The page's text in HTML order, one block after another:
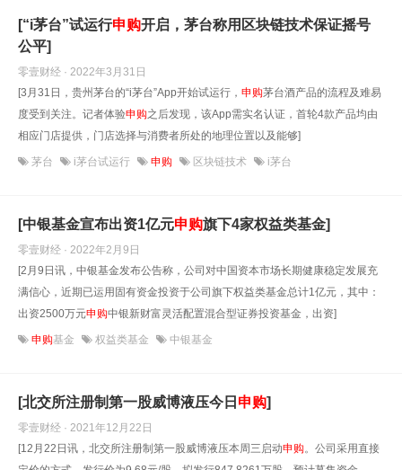
[“i茅台”试运行申购开启，茅台称用区块链技术保证摇号
公平]
零壹财经 · 2022年3月31日
[3月31日，贵州茅台的“i茅台”App开始试运行， 申购茅台酒产品的流程及难易
度受到关注。记者体验申购之后发现，该App需实名认证，首轮4款产品均由
相应门店提供，门店选择与消费者所处的地理位置以及能够]
茅台 i茅台试运行 申购 区块链技术 i茅台
[中银基金宣布出资1亿元申购旗下4家权益类基金]
零壹财经 · 2022年2月9日
[2月9日讯，中银基金发布公告称，公司对中国资本市场长期健康稳定发展充
满信心，近期已运用固有资金投资于公司旗下权益类基金总计1亿元，其中：
出资2500万元申购中银新财富灵活配置混合型证券投资基金，出资]
申购基金 权益类基金 中银基金
[北交所注册制第一股威博液压今日 申购]
零壹财经 · 2021年12月22日
[12月22日讯，北交所注册制第一股威博液压本周三启动申购。公司采用直接